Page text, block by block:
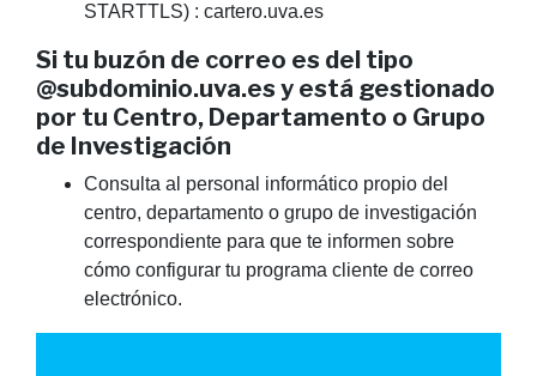
STARTTLS) : cartero.uva.es
Si tu buzón de correo es del tipo
@subdominio.uva.es y está gestionado
por tu Centro, Departamento o Grupo
de Investigación
Consulta al personal informático propio del
centro, departamento o grupo de investigación
correspondiente para que te informen sobre
cómo configurar tu programa cliente de correo
electrónico.